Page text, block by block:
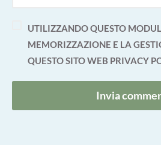
UTILIZZANDO QUESTO
MEMORIZZAZIONE E LA
QUESTO SITO WEB PRIVACY